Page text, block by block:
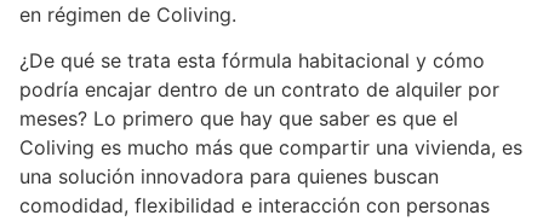
en régimen de Coliving.
¿De qué se trata esta fórmula habitacional y cómo
podría encajar dentro de un contrato de alquiler por
meses? Lo primero que hay que saber es que el
Coliving es mucho más que compartir una vivienda, es
una solución innovadora para quienes buscan
comodidad, flexibilidad e interacción con personas